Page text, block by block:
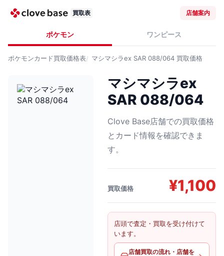
買取表 店舗案内
ポケモン ワンピース
ポケモンカード買取価格表 マシマシラex SAR 088/064 買取価格
マシマシラex
SAR 088/064
Clove Base店舗での買取価格
とカード情報を確認できま
す。
買取価格 ¥1,100
店頭で査定・買取を受け付けて
います。
店舗買取の流れ・店舗を